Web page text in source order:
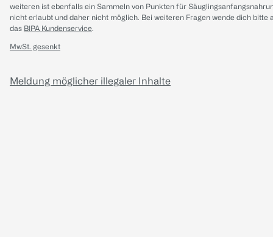
weiteren ist ebenfalls ein Sammeln von Punkten für
nicht erlaubt und daher nicht möglich. Bei weiteren Fragen wende dich bitte
das BIPA Kundenservice.
MwSt. gesenkt
Meldung möglicher illegaler Inhalte